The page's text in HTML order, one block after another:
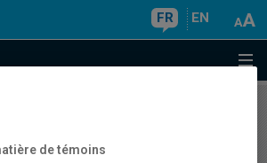
FR EN
de témoins